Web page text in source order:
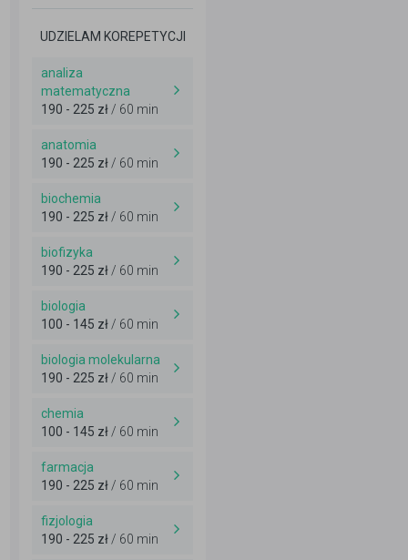
UDZIELAM KOREPETYCJI
analiza
matematyczna
190 - 225 zł / 60 min
anatomia
190 - 225 zł / 60 min
biochemia
190 - 225 zł / 60 min
biofizyka
190 - 225 zł / 60 min
biologia
100 - 145 zł / 60 min
biologia molekularna
190 - 225 zł / 60 min
chemia
100 - 145 zł / 60 min
farmacja
190 - 225 zł / 60 min
fizjologia
190 - 225 zł / 60 min